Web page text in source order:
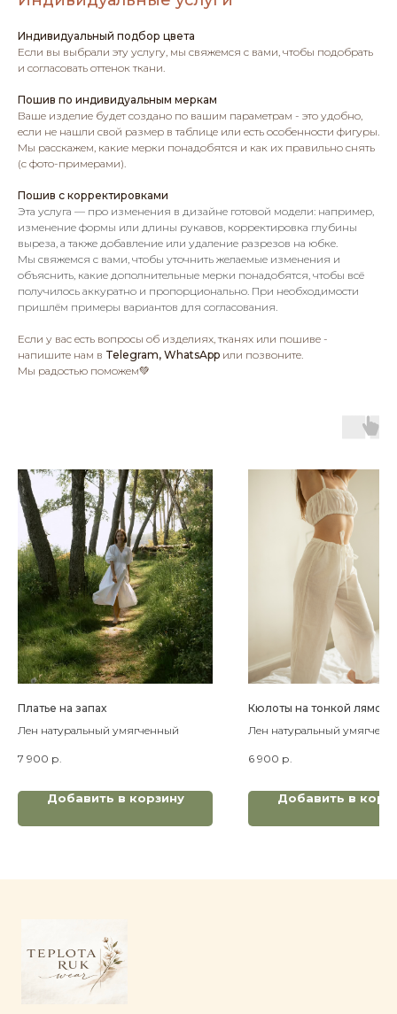
Индивидуальный подбор цвета
Если вы выбрали эту услугу, мы свяжемся с вами, чтобы подобрать
и согласовать оттенок ткани.
Пошив по индивидуальным меркам
Ваше изделие будет создано по вашим параметрам - это удобно,
если не нашли свой размер в таблице или есть особенности фигуры.
Мы расскажем, какие мерки понадобятся и как их правильно снять
(с фото-примерами).
Пошив с корректировками
Эта услуга — про изменения в дизайне готовой модели: например,
изменение формы или длины рукавов, корректировка глубины
выреза, а также добавление или удаление разрезов на юбке.
Мы свяжемся с вами, чтобы уточнить желаемые изменения и
объяснить, какие дополнительные мерки понадобятся, чтобы всё
получилось аккуратно и пропорционально. При необходимости
пришлём примеры вариантов для согласования.
Если у вас есть вопросы об изделиях, тканях или пошиве -
напишите нам в Telegram, WhatsApp или позвоните.
Мы радостью поможем💚
Платье на запах
Лен натуральный умягченный
7 900 р.
Добавить в корзину
Кюлоты на тонкой
Лен натуральный
6 900 р.
Добавить в